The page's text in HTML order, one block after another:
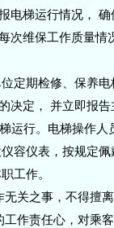
梯运行情况， 确
维保工作质量情
定期检修、保养电
定， 并立即报告
运行。电梯操作人
仪表，按规定
工作。
关之事，不得擅离
作责任心，对乘